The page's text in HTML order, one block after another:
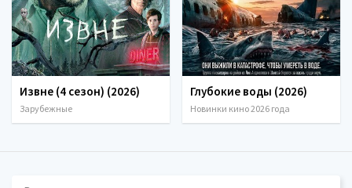
Извне (4 сезон) (2026)
Зарубежные
Глубокие воды (2026)
Новинки кино 2026 года